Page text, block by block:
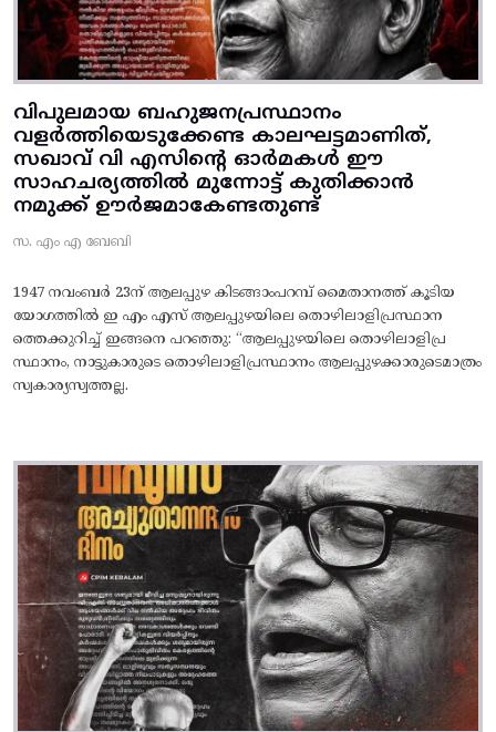
വിപുലമായ ബഹുജനപ്രസ്ഥാനം
വളർത്തിയെടുക്കേണ്ട കാലഘട്ടമാണിത്,
സഖാവ് വി എസിന്റെ ഓർമകൾ ഈ
സാഹചര്യത്തിൽ മുന്നോട്ട്‌ കുതിക്കാൻ
നമുക്ക് ഊർജമാകേണ്ടതുണ്ട്
സ. എം എ ബേബി
1947 നവംബർ 23ന് ആലപ്പുഴ കിടങ്ങാംപറമ്പ്‌ മൈതാനത്ത്‌ കൂടിയ
യോഗത്തിൽ ഇ എം എസ് ആലപ്പുഴയിലെ തൊഴിലാളിപ്രസ്ഥാന
ത്തെക്കുറിച്ച് ഇങ്ങനെ പറഞ്ഞു: “ആലപ്പുഴയിലെ തൊഴിലാളിപ്ര
സ്ഥാനം, നാട്ടുകാരുടെ തൊഴിലാളിപ്രസ്ഥാനം ആലപ്പുഴക്കാരുടെമാത്രം
സ്വകാര്യസ്വത്തല്ല.